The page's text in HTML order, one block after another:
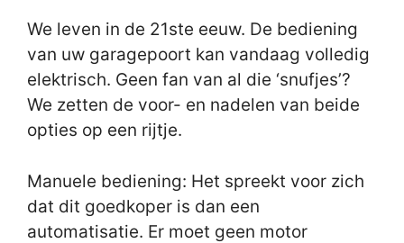
We leven in de 21ste eeuw. De bediening
van uw garagepoort kan vandaag volledig
elektrisch. Geen fan van al die ‘snufjes’?
We zetten de voor- en nadelen van beide
opties op een rijtje.
Manuele bediening: Het spreekt voor zich
dat dit goedkoper is dan een
automatisatie. Er moet geen motor